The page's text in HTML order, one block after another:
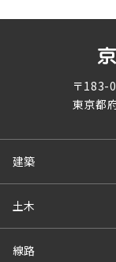
〒183-
東京都
建築
土木
線路